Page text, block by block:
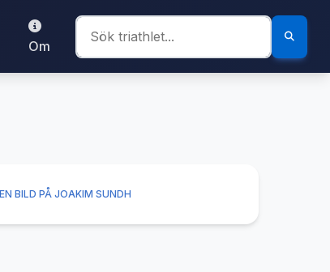
Om
BILD PÅ JOAKIM SUNDH